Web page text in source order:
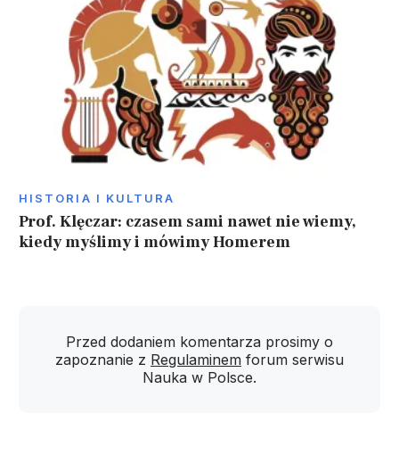
HISTORIA I KULTURA
Prof. Klęczar: czasem sami nawet nie wiemy,
kiedy myślimy i mówimy Homerem
Przed dodaniem komentarza prosimy o
zapoznanie z Regulaminem forum serwisu
Nauka w Polsce.